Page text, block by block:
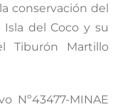
conservación del
del Coco y su
Tiburón Martillo
Nº43477-MINAE